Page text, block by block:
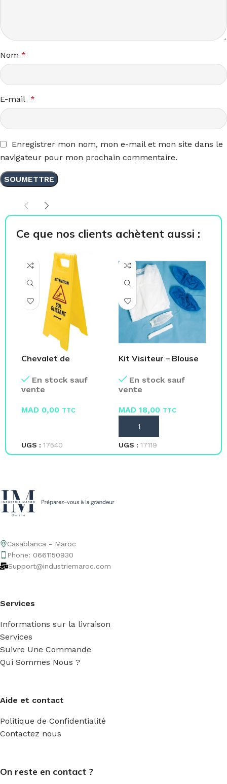
Nom *
E-mail *
Enregistrer mon nom, mon e-mail et mon site dans le
navigateur pour mon prochain commentaire.
Ce que nos clients achètent aussi :
Chevalet de
En stock sauf
vente
MAD 0,00 TTC
UGS : 17540
Kit Visiteur – Blouse
Surchaussure
En stock sauf
vente
MAD 18,00 TTC
AJOUTER AU PANIER
UGS : 17119
Casablanca - Maroc
Phone: 0661150930
Support@industriemaroc.com
Services
Informations sur la livraison
Services
Suivre Une Commande
Qui Sommes Nous ?
Aide et contact
Politique de Confidentialité
Contactez nous
On reste en contact ?